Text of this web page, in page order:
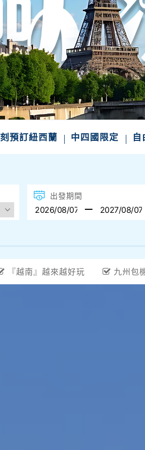
立刻預訂紐西蘭 中四國限定
出發期間
『越南』越來越好玩 九州包